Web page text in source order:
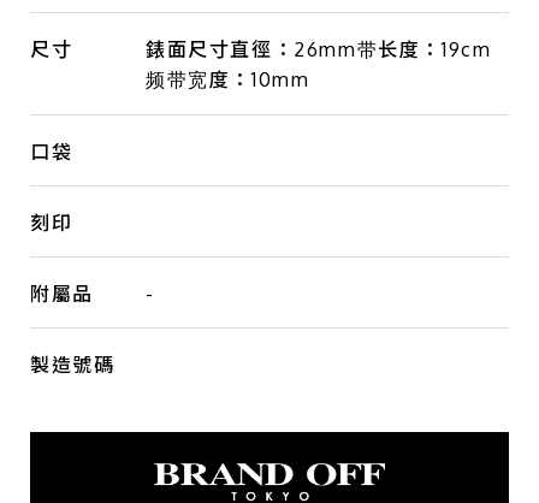
尺寸
錶面尺寸直徑：26mm带长度：19cm
频带宽度：10mm
口袋
刻印
附屬品 -
製造號碼